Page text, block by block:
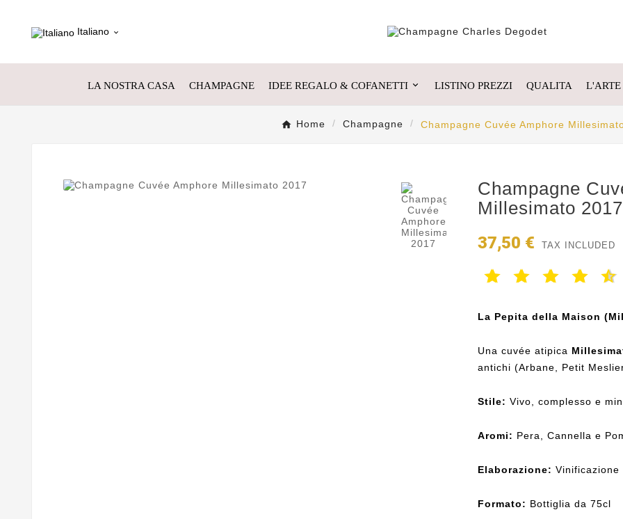
Italiano 
LA NOSTRA CASA CHAMPAGNE IDEE REGALO & COFANETTI LISTINO PREZZI QUALITA
Home Champagne Champagne Cuvée Amphore
Champagne
Millesimato 2017
37,50 € TAX INCLUDED
La Pepita della Maison
Una cuvée atipica
antichi (Arbane, Petit
Stile: Vivo, complesso e
Aromi: Pera, Cannella e
Elaborazione: Vinificazione
Formato: Bottiglia da 75cl